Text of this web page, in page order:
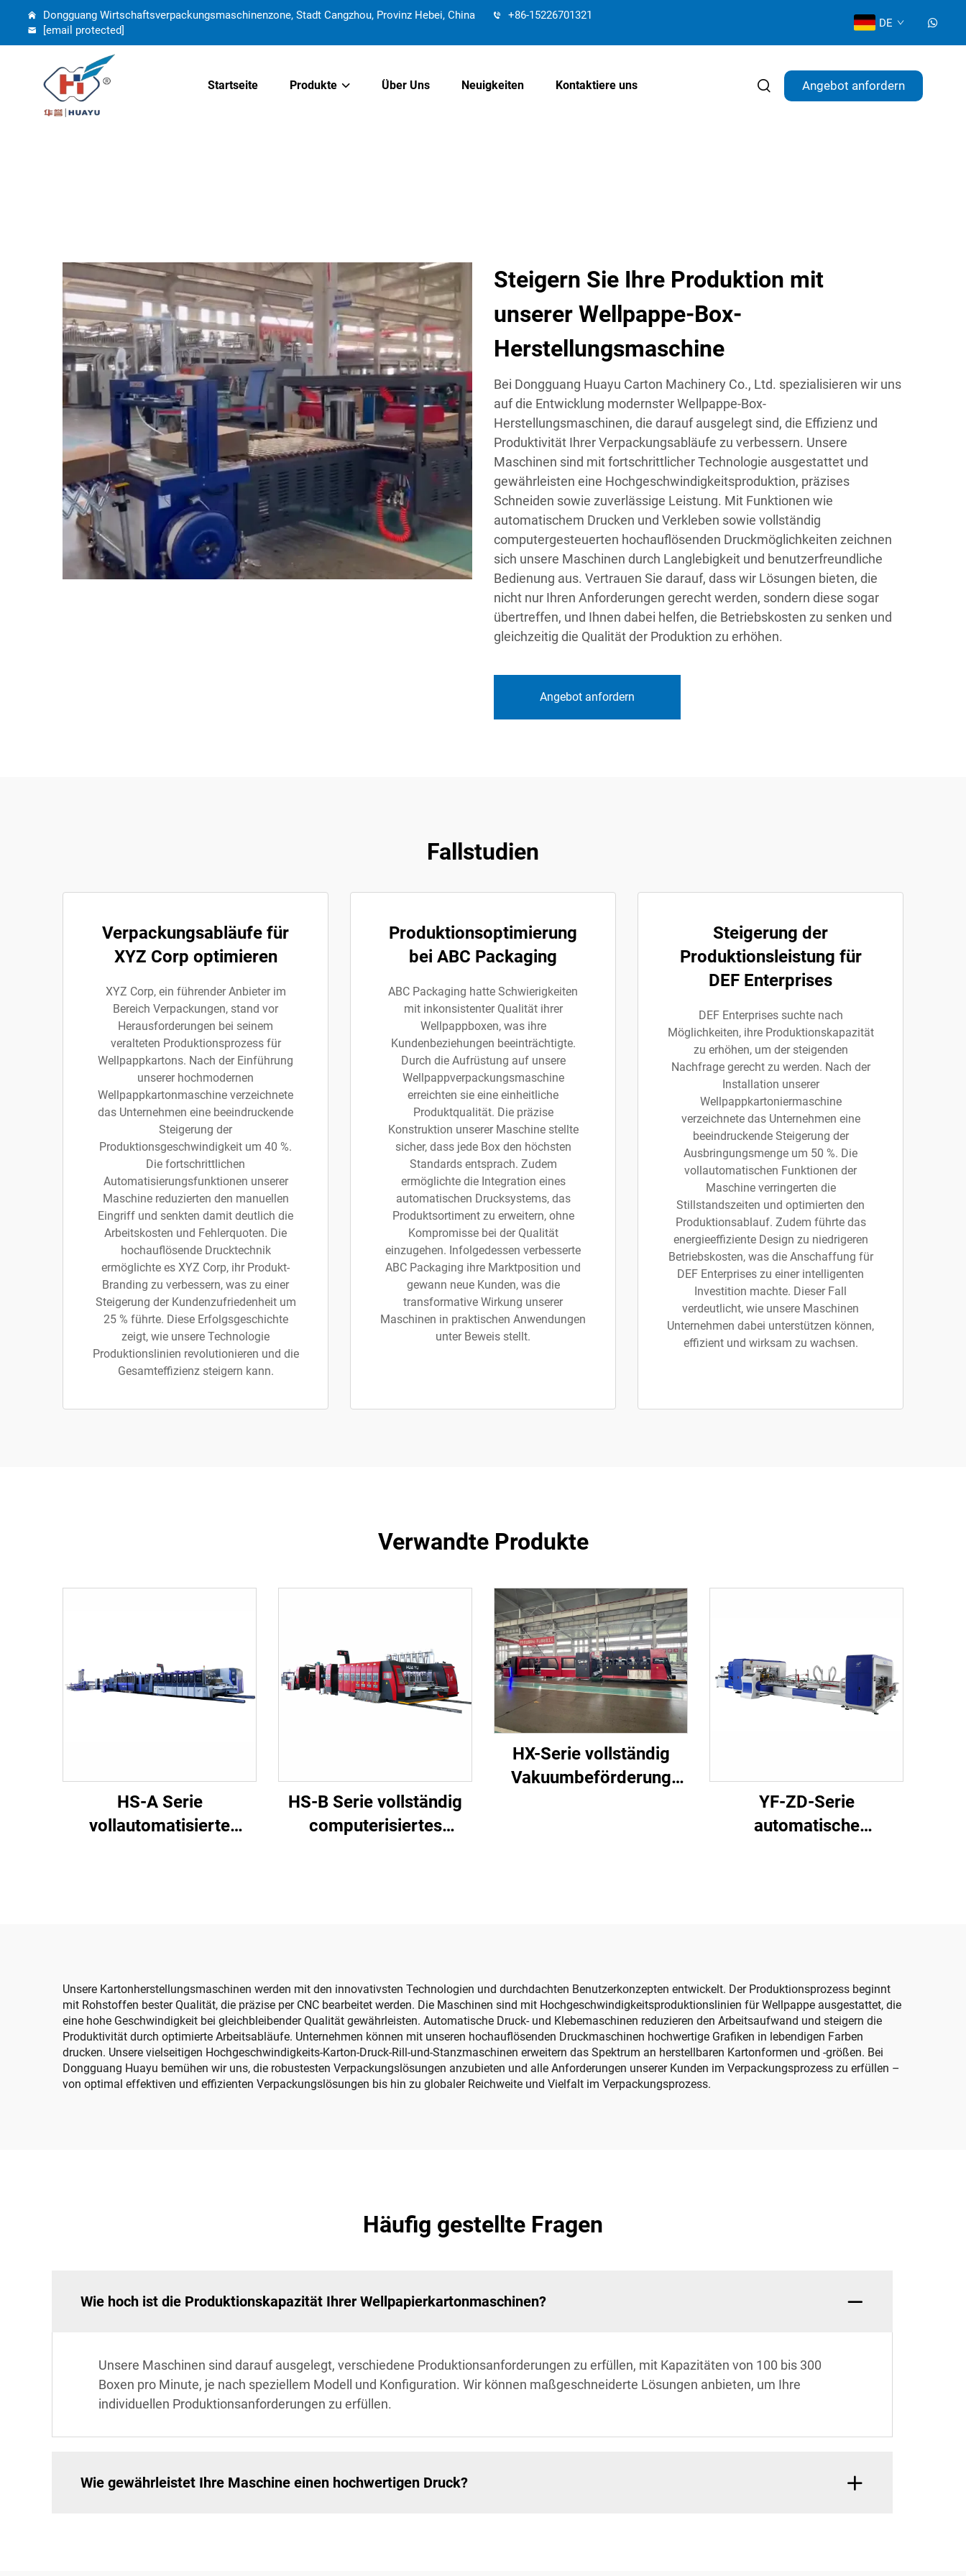
Dongguang Wirtschaftsverpackungsmaschinenzone, Stadt Cangzhou, Provinz Hebei, China
+86-15226701321
[email protected]
DE
Startseite Produkte Über Uns Neuigkeiten Kontaktiere uns Angebot anfordern
Steigern Sie Ihre Produktion mit
unserer Wellpappe-Box-
Herstellungsmaschine
Bei Dongguang Huayu Carton Machinery Co., Ltd. spezialisieren wir uns
auf die Entwicklung modernster Wellpappe-Box-
Herstellungsmaschinen, die darauf ausgelegt sind, die Effizienz und
Produktivität Ihrer Verpackungsabläufe zu verbessern. Unsere
Maschinen sind mit fortschrittlicher Technologie ausgestattet und
gewährleisten eine Hochgeschwindigkeitsproduktion, präzises
Schneiden sowie zuverlässige Leistung. Mit Funktionen wie
automatischem Drucken und Verkleben sowie vollständig
computergesteuerten hochauflösenden Druckmöglichkeiten zeichnen
sich unsere Maschinen durch Langlebigkeit und benutzerfreundliche
Bedienung aus. Vertrauen Sie darauf, dass wir Lösungen bieten, die
nicht nur Ihren Anforderungen gerecht werden, sondern diese sogar
übertreffen, und Ihnen dabei helfen, die Betriebskosten zu senken und
gleichzeitig die Qualität der Produktion zu erhöhen.
Angebot anfordern
Fallstudien
Verpackungsabläufe für
XYZ Corp optimieren
XYZ Corp, ein führender Anbieter im
Bereich Verpackungen, stand vor
Herausforderungen bei seinem
veralteten Produktionsprozess für
Wellpappkartons. Nach der Einführung
unserer hochmodernen
Wellpappkartonmaschine verzeichnete
das Unternehmen eine beeindruckende
Steigerung der
Produktionsgeschwindigkeit um 40 %.
Die fortschrittlichen
Automatisierungsfunktionen unserer
Maschine reduzierten den manuellen
Eingriff und senkten damit deutlich die
Arbeitskosten und Fehlerquoten. Die
hochauflösende Drucktechnik
ermöglichte es XYZ Corp, ihr Produkt-
Branding zu verbessern, was zu einer
Steigerung der Kundenzufriedenheit um
25 % führte. Diese Erfolgsgeschichte
zeigt, wie unsere Technologie
Produktionslinien revolutionieren und die
Gesamteffizienz steigern kann.
Produktionsoptimierung
bei ABC Packaging
ABC Packaging hatte Schwierigkeiten
mit inkonsistenter Qualität ihrer
Wellpappboxen, was ihre
Kundenbeziehungen beeinträchtigte.
Durch die Aufrüstung auf unsere
Wellpappverpackungsmaschine
erreichten sie eine einheitliche
Produktqualität. Die präzise
Konstruktion unserer Maschine stellte
sicher, dass jede Box den höchsten
Standards entsprach. Zudem
ermöglichte die Integration eines
automatischen Drucksystems, das
Produktsortiment zu erweitern, ohne
Kompromisse bei der Qualität
einzugehen. Infolgedessen verbesserte
ABC Packaging ihre Marktposition und
gewann neue Kunden, was die
transformative Wirkung unserer
Maschinen in praktischen Anwendungen
unter Beweis stellt.
Steigerung der
Produktionsleistung für
DEF Enterprises
DEF Enterprises suchte nach
Möglichkeiten, ihre Produktionskapazität
zu erhöhen, um der steigenden
Nachfrage gerecht zu werden. Nach der
Installation unserer
Wellpappkartoniermaschine
verzeichnete das Unternehmen eine
beeindruckende Steigerung der
Ausbringungsmenge um 50 %. Die
vollautomatischen Funktionen der
Maschine verringerten die
Stillstandszeiten und optimierten den
Produktionsablauf. Zudem führte das
energieeffiziente Design zu niedrigeren
Betriebskosten, was die Anschaffung für
DEF Enterprises zu einer intelligenten
Investition machte. Dieser Fall
verdeutlicht, wie unsere Maschinen
Unternehmen dabei unterstützen können,
effizient und wirksam zu wachsen.
Verwandte Produkte
HS-A Serie
vollautomatisierte
HS-B Serie vollständig
computerisiertes
HX-Serie vollständig
Vakuumbeförderung
YF-ZD-Serie
automatische
Unsere Kartonherstellungsmaschinen werden mit den innovativsten Technologien und durchdachten Benutzerkonzepten entwickelt. Der Produktionsprozess beginnt
mit Rohstoffen bester Qualität, die präzise per CNC bearbeitet werden. Die Maschinen sind mit Hochgeschwindigkeitsproduktionslinien für Wellpappe ausgestattet, die
eine hohe Geschwindigkeit bei gleichbleibender Qualität gewährleisten. Automatische Druck- und Klebemaschinen reduzieren den Arbeitsaufwand und steigern die
Produktivität durch optimierte Arbeitsabläufe. Unternehmen können mit unseren hochauflösenden Druckmaschinen hochwertige Grafiken in lebendigen Farben
drucken. Unsere vielseitigen Hochgeschwindigkeits-Karton-Druck-Rill-und-Stanzmaschinen erweitern das Spektrum an herstellbaren Kartonformen und -größen. Bei
Dongguang Huayu bemühen wir uns, die robustesten Verpackungslösungen anzubieten und alle Anforderungen unserer Kunden im Verpackungsprozess zu erfüllen –
von optimal effektiven und effizienten Verpackungslösungen bis hin zu globaler Reichweite und Vielfalt im Verpackungsprozess.
Häufig gestellte Fragen
Wie hoch ist die Produktionskapazität Ihrer Wellpapierkartonmaschinen?
Unsere Maschinen sind darauf ausgelegt, verschiedene Produktionsanforderungen zu erfüllen, mit Kapazitäten von 100 bis 300
Boxen pro Minute, je nach speziellem Modell und Konfiguration. Wir können maßgeschneiderte Lösungen anbieten, um Ihre
individuellen Produktionsanforderungen zu erfüllen.
Wie gewährleistet Ihre Maschine einen hochwertigen Druck?